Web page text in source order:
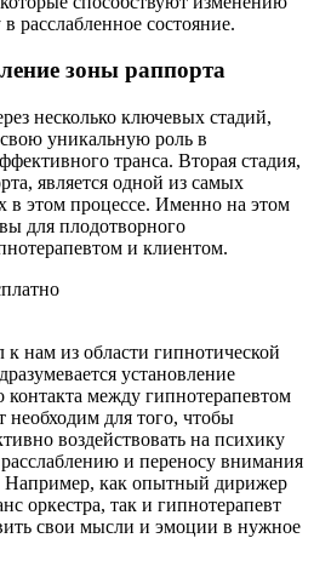
расслабленное состояние.
зоны раппорта
несколько ключевых стадий,
уникальную роль в
транса. Вторая стадия,
является одной из самых
в этом процессе. Именно на этом
для плодотворного
и клиентом.
нам из области гипнотической
установление
контакта между гипнотерапевтом
необходим для того, чтобы
воздействовать на психику
расслаблению и переносу внимания
как опытный дирижер
оркестра, так и гипнотерапевт
свои мысли и эмоции в нужное